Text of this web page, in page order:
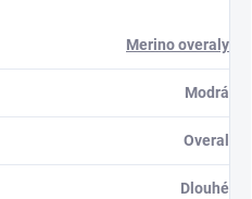
Merino overaly
Modrá
Overal
Dlouhé